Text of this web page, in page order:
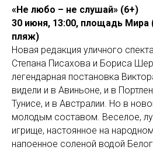
«Не любо – не слушай» (6+)
30 июня, 13:00, площадь Мира
пляж)
Новая редакция уличного
Степана Писахова и Бориса
легендарная постановка
видели и в Авиньоне, и в
Тунисе, и в Австралии. Но в
молодым составом. Веселое,
игрище, настоянное на
напоенное соленой водой